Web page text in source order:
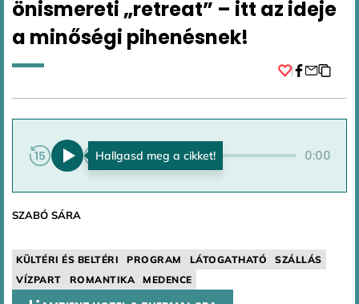
önismereti „retreat” – itt az ideje
a minőségi pihenésnek!
0:00 0:00
SZABÓ SÁRA
KÜLTÉRI ÉS BELTÉRI PROGRAM LÁTOGATHATÓ
SZÁLLÁS
VÍZPART
ROMANTIKA MEDENCE